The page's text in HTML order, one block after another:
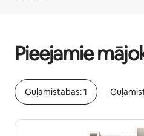
Pieejamie
Guļamistabas: 1